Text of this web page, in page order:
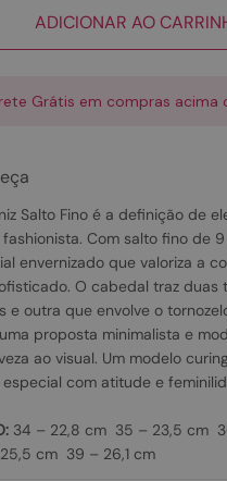
ADICIONAR AO
Grátis em compras acima
Salto Fino é a definição de
Com salto fino de
envernizado que valoriza a
O cabedal traz duas
e outra que envolve o
proposta minimalista e
ao visual. Um modelo
com atitude e
34 – 22,8 cm 35 – 23,5 cm
cm 39 – 26,1 cm